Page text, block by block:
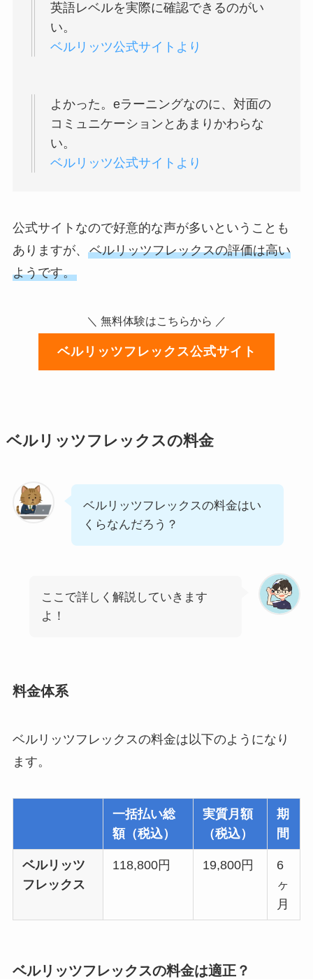
英語レベルを実際に確認できるのがい
い。
ベルリッツ公式サイトより
よかった。eラーニングなのに、対面の
コミュニケーションとあまりかわらな
い。
ベルリッツ公式サイトより
公式サイトなので好意的な声が多いということも
ありますが、 ベルリッツフレックスの評価は高い
ようです。
＼ 無料体験はこちらから ／
ベルリッツフレックス公式サイト
ベルリッツフレックスの料金
ベルリッツフレックスの料金はい
くらなんだろう？
ここで詳しく解説していきます
よ！
料金体系
ベルリッツフレックスの料金は以下のようになり
ます。
一括払い総
額（税込）
実質月額
（税込）
期
間
ベルリッツ
フレックス
118,800円 19,800円
6
ヶ
月
ベルリッツフレックスの料金は適正？